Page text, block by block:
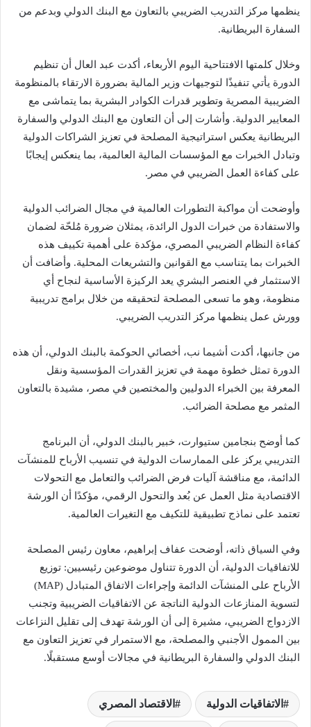
ينظمها مركز التدريب الضريبي بالتعاون مع البنك الدولي وبدعم من
السفارة البريطانية.
وخلال كلمتها الافتتاحية اليوم الأربعاء، أكدت عبد العال أن تنظيم
الدورة يأتي تنفيذًا لتوجيهات وزير المالية بضرورة الارتقاء بالمنظومة
الضريبية المصرية وتطوير قدرات الكوادر البشرية بما يتماشى مع
المعايير الدولية. وأشارت إلى أن التعاون مع البنك الدولي والسفارة
البريطانية يعكس استراتيجية المصلحة في تعزيز الشراكات الدولية
وتبادل الخبرات مع المؤسسات المالية العالمية، بما ينعكس إيجابًا
على كفاءة العمل الضريبي في مصر.
وأوضحت أن مواكبة التطورات العالمية في مجال الضرائب الدولية
والاستفادة من خبرات الدول الرائدة، يمثلان ضرورة مُلحّة لضمان
كفاءة النظام الضريبي المصري، مؤكدة على أهمية تكييف هذه
الخبرات بما يتناسب مع القوانين والتشريعات المحلية. وأضافت أن
الاستثمار في العنصر البشري يعد الركيزة الأساسية لنجاح أي
منظومة، وهو ما تسعى المصلحة لتحقيقه من خلال برامج تدريبية
وورش عمل ينظمها مركز التدريب الضريبي.
من جانبها، أكدت أشيما نب، أخصائي الحوكمة بالبنك الدولي، أن هذه
الدورة تمثل خطوة مهمة في تعزيز القدرات المؤسسية ونقل
المعرفة بين الخبراء الدوليين والمختصين في مصر، مشيدة بالتعاون
المثمر مع مصلحة الضرائب.
كما أوضح بنجامين ستيوارت، خبير بالبنك الدولي، أن البرنامج
التدريبي يركز على الممارسات الدولية في تنسيب الأرباح للمنشآت
الدائمة، مع مناقشة آليات فرض الضرائب والتعامل مع التحولات
الاقتصادية مثل العمل عن بُعد والتحول الرقمي، مؤكدًا أن الورشة
تعتمد على نماذج تطبيقية للتكيف مع التغيرات العالمية.
وفي السياق ذاته، أوضحت عفاف إبراهيم، معاون رئيس المصلحة
للاتفاقيات الدولية، أن الدورة تتناول موضوعين رئيسيين: توزيع
الأرباح على المنشآت الدائمة وإجراءات الاتفاق المتبادل (MAP)
لتسوية المنازعات الدولية الناتجة عن الاتفاقيات الضريبية وتجنب
الازدواج الضريبي، مشيرة إلى أن الورشة تهدف إلى تقليل النزاعات
بين الممول الأجنبي والمصلحة، مع الاستمرار في تعزيز التعاون مع
البنك الدولي والسفارة البريطانية في مجالات أوسع مستقبلًا.
الاتفاقيات الدولية الاقتصاد المصري